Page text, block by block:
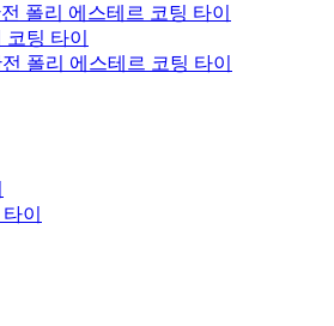
폴리 에스테르 코팅 타이
팅 타이
폴리 에스테르 코팅 타이
이